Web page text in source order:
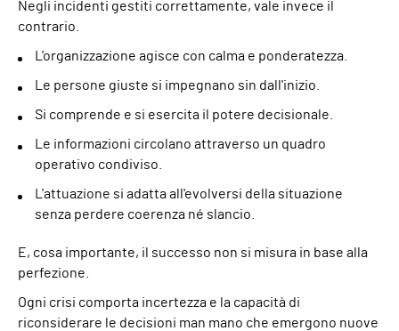
Negli incidenti gestiti correttamente, vale invece il
contrario.
L'organizzazione agisce con calma e ponderatezza.
Le persone giuste si impegnano sin dall'inizio.
Si comprende e si esercita il potere decisionale.
Le informazioni circolano attraverso un quadro
operativo condiviso.
L'attuazione si adatta all'evolversi della situazione
senza perdere coerenza né slancio.
E, cosa importante, il successo non si misura in base alla
perfezione.
Ogni crisi comporta incertezza e la capacità di
riconsiderare le decisioni man mano che emergono nuove